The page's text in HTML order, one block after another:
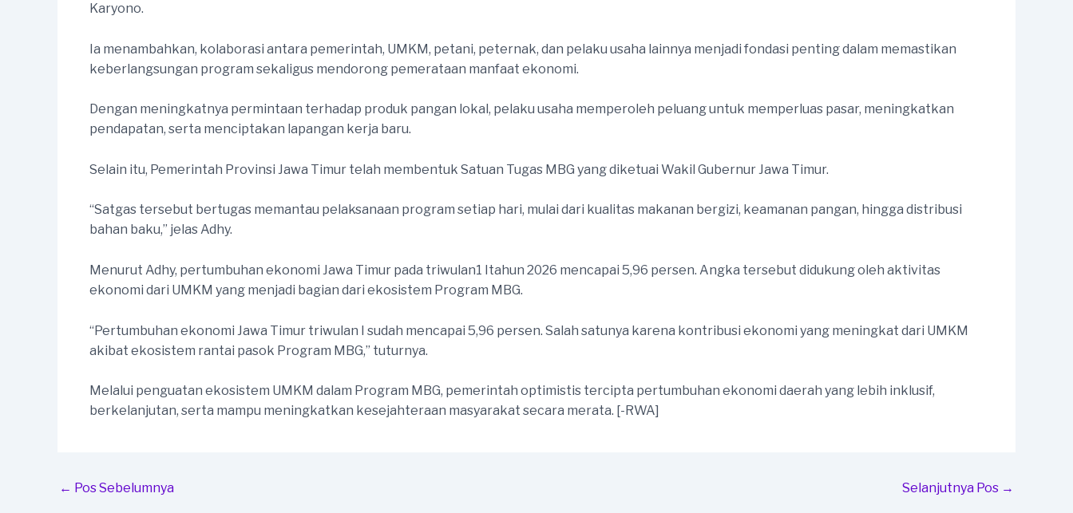
Karyono.
Ia menambahkan, kolaborasi antara pemerintah, UMKM, petani, peternak, dan pelaku usaha lainnya menjadi fondasi penting dalam memastikan
keberlangsungan program sekaligus mendorong pemerataan manfaat ekonomi.
Dengan meningkatnya permintaan terhadap produk pangan lokal, pelaku usaha memperoleh peluang untuk memperluas pasar, meningkatkan
pendapatan, serta menciptakan lapangan kerja baru.
Selain itu, Pemerintah Provinsi Jawa Timur telah membentuk Satuan Tugas MBG yang diketuai Wakil Gubernur Jawa Timur.
“Satgas tersebut bertugas memantau pelaksanaan program setiap hari, mulai dari kualitas makanan bergizi, keamanan pangan, hingga distribusi
bahan baku,” jelas Adhy.
Menurut Adhy, pertumbuhan ekonomi Jawa Timur pada triwulan1 Itahun 2026 mencapai 5,96 persen. Angka tersebut didukung oleh aktivitas
ekonomi dari UMKM yang menjadi bagian dari ekosistem Program MBG.
“Pertumbuhan ekonomi Jawa Timur triwulan I sudah mencapai 5,96 persen. Salah satunya karena kontribusi ekonomi yang meningkat dari UMKM
akibat ekosistem rantai pasok Program MBG,” tuturnya.
Melalui penguatan ekosistem UMKM dalam Program MBG, pemerintah optimistis tercipta pertumbuhan ekonomi daerah yang lebih inklusif,
berkelanjutan, serta mampu meningkatkan kesejahteraan masyarakat secara merata. [-RWA]
Post
← Pos Sebelumnya Selanjutnya Pos →